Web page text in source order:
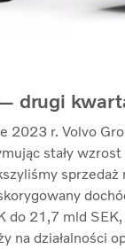
drugi
2023 r. Volvo
stały
do 21,7 mld
na działalności